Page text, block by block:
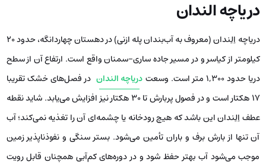
دریاچه الندان
دریاچه اِلِندان (معروف به آب‌بندان پله ازنی) در دهستان چهاردانگه، حدود ۲۰
کیلومتر از کیاسر و در مسیر جاده ساری-سمنان واقع است. ارتفاع آن از سطح
دریا حدود ۱,۳۰۰ متر است. وسعت
دریاچه الندان در فصل‌های خشک تقریبا
۱۷ هکتار است و در فصول پربارش تا ۳۰ هکتار نیز افزایش می‌یابد. شاید نقطه
عطف اِلِندان این باشد که هیچ رودخانه یا چشمه‌ای آن را تغذیه نمی‌کند؛ آب
آن تنها از بارش برف و باران تأمین می‌شود. بستر سنگی و نفوذناپذیر زمین
موجب می‌شود آب بهتر حفظ شود و در دوره‌های کم‌آبی همچنان قابل رویت